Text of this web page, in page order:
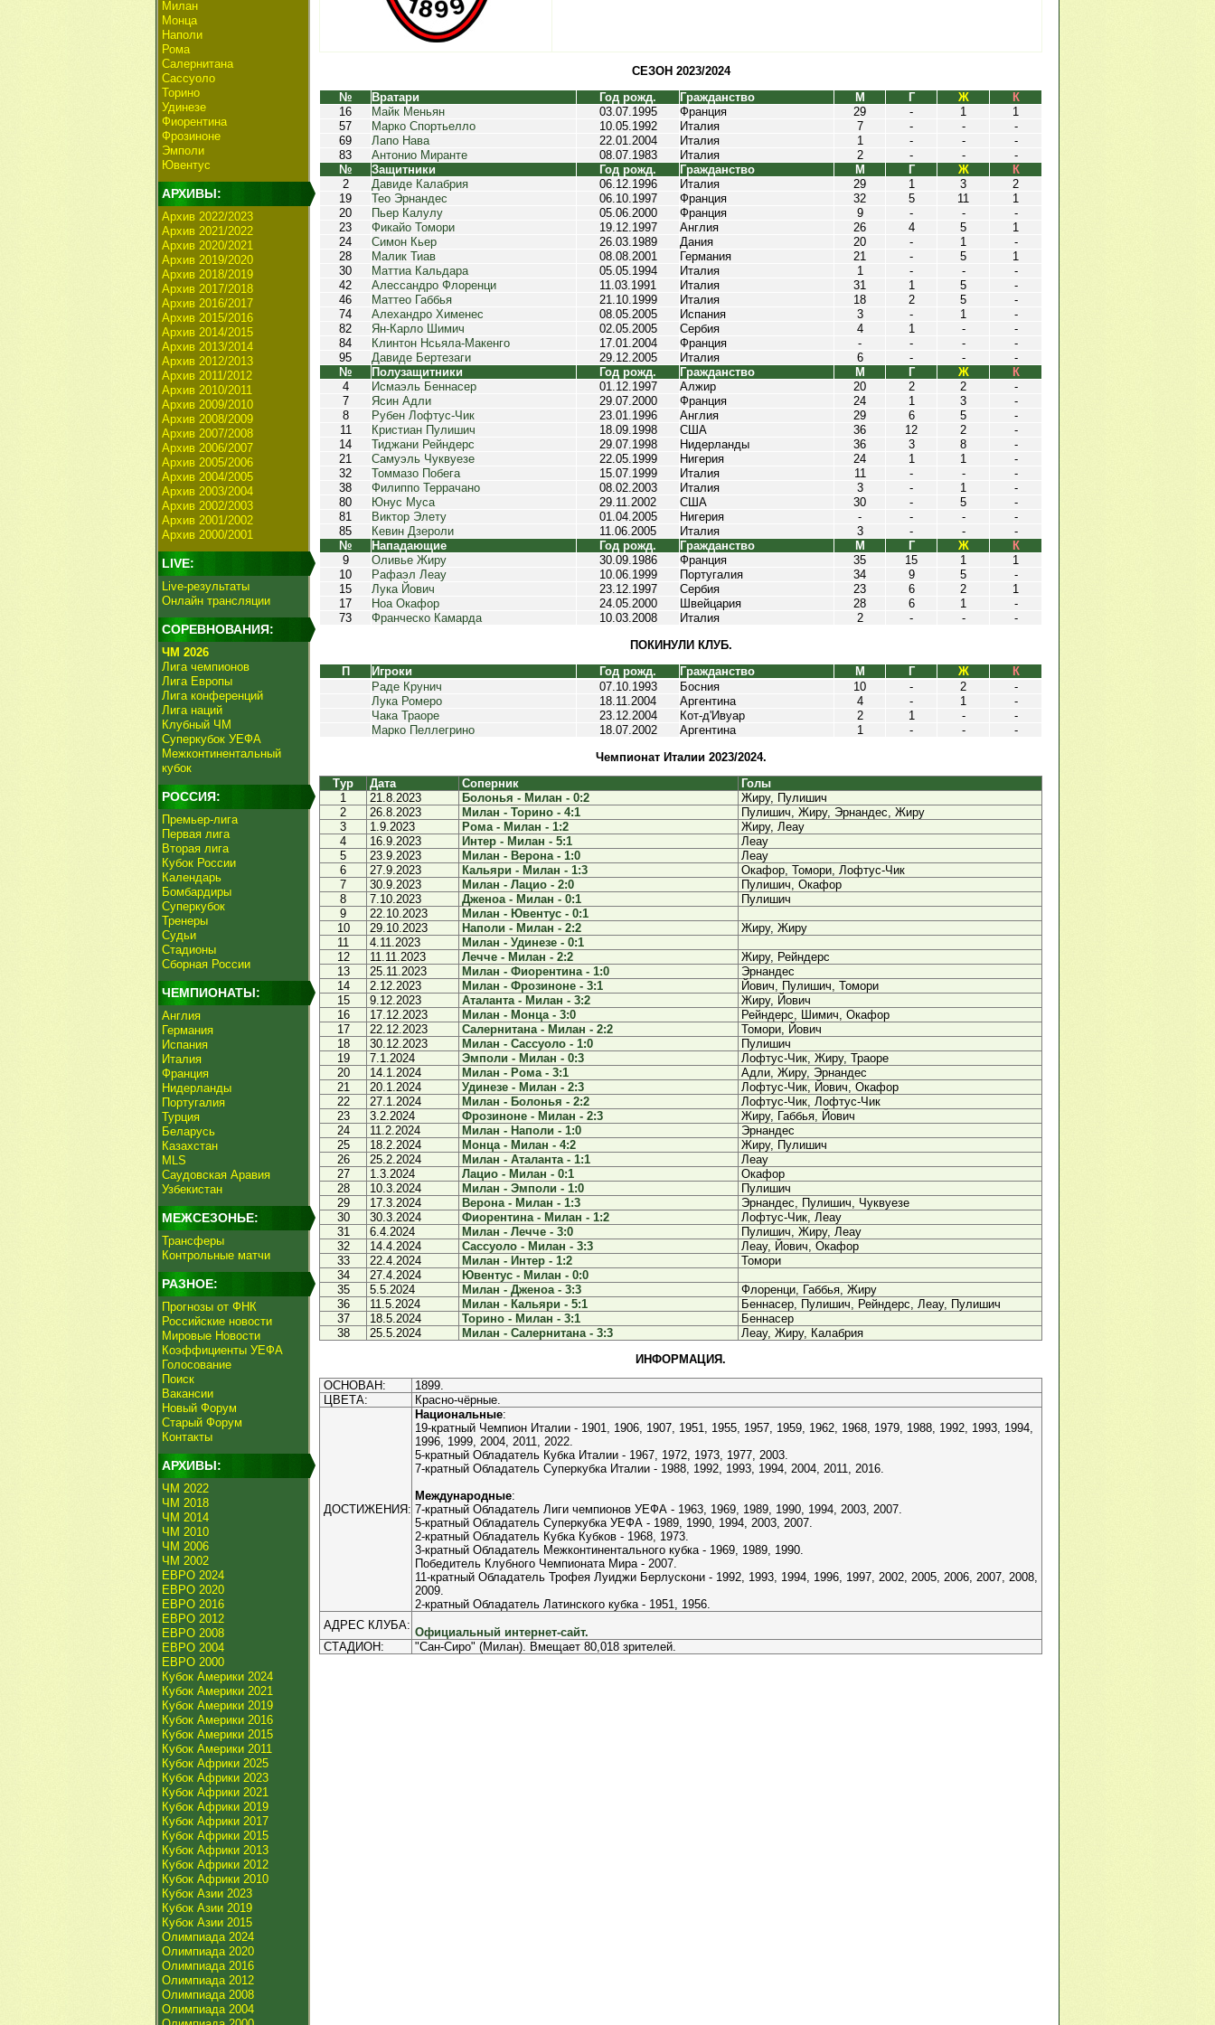
Милан
Монца
Наполи
Рома
Салернитана
Сассуоло
Торино
Удинезе
Фиорентина
Фрозиноне
Эмполи
Ювентус
АРХИВЫ:
Архив 2022/2023
Архив 2021/2022
Архив 2020/2021
Архив 2019/2020
Архив 2018/2019
Архив 2017/2018
Архив 2016/2017
Архив 2015/2016
Архив 2014/2015
Архив 2013/2014
Архив 2012/2013
Архив 2011/2012
Архив 2010/2011
Архив 2009/2010
Архив 2008/2009
Архив 2007/2008
Архив 2006/2007
Архив 2005/2006
Архив 2004/2005
Архив 2003/2004
Архив 2002/2003
Архив 2001/2002
Архив 2000/2001
LIVE:
Live-результаты
Онлайн трансляции
СОРЕВНОВАНИЯ:
ЧМ 2026
Лига чемпионов
Лига Европы
Лига конференций
Лига наций
Клубный ЧМ
Суперкубок УЕФА
Межконтинентальный
кубок
РОССИЯ:
Премьер-лига
Первая лига
Вторая лига
Кубок России
Календарь
Бомбардиры
Суперкубок
Тренеры
Судьи
Стадионы
Сборная России
ЧЕМПИОНАТЫ:
Англия
Германия
Испания
Италия
Франция
Нидерланды
Португалия
Турция
Беларусь
Казахстан
MLS
Саудовская Аравия
Узбекистан
МЕЖСЕЗОНЬЕ:
Трансферы
Контрольные матчи
РАЗНОЕ:
Прогнозы от ФНК
Российские новости
Мировые Новости
Коэффициенты УЕФА
Голосование
Поиск
Вакансии
Новый Форум
Старый Форум
Контакты
АРХИВЫ:
ЧМ 2022
ЧМ 2018
ЧМ 2014
ЧМ 2010
ЧМ 2006
ЧМ 2002
ЕВРО 2024
ЕВРО 2020
ЕВРО 2016
ЕВРО 2012
ЕВРО 2008
ЕВРО 2004
ЕВРО 2000
Кубок Америки 2024
Кубок Америки 2021
Кубок Америки 2019
Кубок Америки 2016
Кубок Америки 2015
Кубок Америки 2011
Кубок Африки 2025
Кубок Африки 2023
Кубок Африки 2021
Кубок Африки 2019
Кубок Африки 2017
Кубок Африки 2015
Кубок Африки 2013
Кубок Африки 2012
Кубок Африки 2010
Кубок Азии 2023
Кубок Азии 2019
Кубок Азии 2015
Олимпиада 2024
Олимпиада 2020
Олимпиада 2016
Олимпиада 2012
Олимпиада 2008
Олимпиада 2004
СЕЗОН 2023/2024
№
Вратари Год рожд. Гражданство М Г Ж
К
16
Майк Меньян 03.07.1995 Франция 29 - 1
1
57
Марко Спортьелло 10.05.1992 Италия 7 - -
-
69
Лапо Нава 22.01.2004 Италия 1 - -
-
83
Антонио Миранте 08.07.1983 Италия 2 - -
-
№
Защитники Год рожд. Гражданство М Г Ж
К
2
Давиде Калабрия 06.12.1996 Италия 29 1 3
2
19
Тео Эрнандес 06.10.1997 Франция 32 5 11
1
20
Пьер Калулу 05.06.2000 Франция 9 - -
-
23
Фикайо Томори 19.12.1997 Англия 26 4 5
1
24
Симон Кьер 26.03.1989 Дания 20 - 1
-
28
Малик Тиав 08.08.2001 Германия 21 - 5
1
30
Маттиа Кальдара 05.05.1994 Италия 1 - -
-
42
Алессандро Флоренци 11.03.1991 Италия 31 1 5
-
46
Маттео Габбья 21.10.1999 Италия 18 2 5
-
74
Алехандро Хименес 08.05.2005 Испания 3 - 1
-
82
Ян-Карло Шимич 02.05.2005 Сербия 4 1 -
-
84
Клинтон Нсьяла-Макенго 17.01.2004 Франция - - -
-
95
Давиде Бертезаги 29.12.2005 Италия 6 - -
-
№
Полузащитники Год рожд. Гражданство М Г Ж
К
4
Исмаэль Беннасер 01.12.1997 Алжир 20 2 2
-
7
Ясин Адли 29.07.2000 Франция 24 1 3
-
8
Рубен Лофтус-Чик 23.01.1996 Англия 29 6 5
-
11
Кристиан Пулишич 18.09.1998 США 36 12 2
-
14
Тиджани Рейндерс 29.07.1998 Нидерланды 36 3 8
-
21
Самуэль Чуквуезе 22.05.1999 Нигерия 24 1 1
-
32
Томмазо Побега 15.07.1999 Италия 11 - -
-
38
Филиппо Террачано 08.02.2003 Италия 3 - 1
-
80
Юнус Муса 29.11.2002 США 30 - 5
-
81
Виктор Элету 01.04.2005 Нигерия - - -
-
85
Кевин Дзероли 11.06.2005 Италия 3 - -
-
№
Нападающие Год рожд. Гражданство М Г Ж
К
9
Оливье Жиру 30.09.1986 Франция 35 15 1
1
10
Рафаэл Леау 10.06.1999 Португалия 34 9 5
-
15
Лука Йович 23.12.1997 Сербия 23 6 2
1
17
Ноа Окафор 24.05.2000 Швейцария 28 6 1
-
73
Франческо Камарда 10.03.2008 Италия 2 - -
-
ПОКИНУЛИ КЛУБ.
П
Игроки Год рожд. Гражданство М Г Ж
К
Раде Крунич
07.10.1993 Босния 10 - 2
-
Лука Ромеро
18.11.2004 Аргентина 4 - 1
-
Чака Траоре
23.12.2004 Кот-д'Ивуар 2 1 -
-
Марко Пеллегрино
18.07.2002 Аргентина 1 - -
-
Чемпионат Италии 2023/2024.
Тур
Дата Соперник
Голы
1
21.8.2023 Болонья - Милан - 0:2
Жиру, Пулишич
2
26.8.2023 Милан - Торино - 4:1
Пулишич, Жиру, Эрнандес, Жиру
3
1.9.2023 Рома - Милан - 1:2
Жиру, Леау
4
16.9.2023 Интер - Милан - 5:1
Леау
5
23.9.2023 Милан - Верона - 1:0
Леау
6
27.9.2023 Кальяри - Милан - 1:3
Окафор, Томори, Лофтус-Чик
7
30.9.2023 Милан - Лацио - 2:0
Пулишич, Окафор
8
7.10.2023 Дженоа - Милан - 0:1
Пулишич
9
22.10.2023
Милан - Ювентус - 0:1
10
29.10.2023 Наполи - Милан - 2:2
Жиру, Жиру
11
4.11.2023
Милан - Удинезе - 0:1
12
11.11.2023 Лечче - Милан - 2:2
Жиру, Рейндерс
13
25.11.2023 Милан - Фиорентина - 1:0
Эрнандес
14
2.12.2023 Милан - Фрозиноне - 3:1
Йович, Пулишич, Томори
15
9.12.2023 Аталанта - Милан - 3:2
Жиру, Йович
16
17.12.2023 Милан - Монца - 3:0
Рейндерс, Шимич, Окафор
17
22.12.2023 Салернитана - Милан - 2:2
Томори, Йович
18
30.12.2023 Милан - Сассуоло - 1:0
Пулишич
19
7.1.2024 Эмполи - Милан - 0:3
Лофтус-Чик, Жиру, Траоре
20
14.1.2024 Милан - Рома - 3:1
Адли, Жиру, Эрнандес
21
20.1.2024 Удинезе - Милан - 2:3
Лофтус-Чик, Йович, Окафор
22
27.1.2024 Милан - Болонья - 2:2
Лофтус-Чик, Лофтус-Чик
23
3.2.2024 Фрозиноне - Милан - 2:3
Жиру, Габбья, Йович
24
11.2.2024 Милан - Наполи - 1:0
Эрнандес
25
18.2.2024 Монца - Милан - 4:2
Жиру, Пулишич
26
25.2.2024 Милан - Аталанта - 1:1
Леау
27
1.3.2024 Лацио - Милан - 0:1
Окафор
28
10.3.2024 Милан - Эмполи - 1:0
Пулишич
29
17.3.2024 Верона - Милан - 1:3
Эрнандес, Пулишич, Чуквуезе
30
30.3.2024 Фиорентина - Милан - 1:2
Лофтус-Чик, Леау
31
6.4.2024 Милан - Лечче - 3:0
Пулишич, Жиру, Леау
32
14.4.2024 Сассуоло - Милан - 3:3
Леау, Йович, Окафор
33
22.4.2024 Милан - Интер - 1:2
Томори
34
27.4.2024
Ювентус - Милан - 0:0
35
5.5.2024 Милан - Дженоа - 3:3
Флоренци, Габбья, Жиру
36
11.5.2024 Милан - Кальяри - 5:1
Беннасер, Пулишич, Рейндерс, Леау, Пулишич
37
18.5.2024 Торино - Милан - 3:1
Беннасер
38
25.5.2024 Милан - Салернитана - 3:3
Леау, Жиру, Калабрия
ИНФОРМАЦИЯ.
ОСНОВАН:
1899.
ЦВЕТА:
Красно-чёрные.
ДОСТИЖЕНИЯ:
Национальные:
19-кратный Чемпион Италии - 1901, 1906, 1907, 1951, 1955, 1957, 1959, 1962, 1968, 1979, 1988, 1992, 1993, 1994,
1996, 1999, 2004, 2011, 2022.
5-кратный Обладатель Кубка Италии - 1967, 1972, 1973, 1977, 2003.
7-кратный Обладатель Суперкубка Италии - 1988, 1992, 1993, 1994, 2004, 2011, 2016.
Международные:
7-кратный Обладатель Лиги чемпионов УЕФА - 1963, 1969, 1989, 1990, 1994, 2003, 2007.
5-кратный Обладатель Суперкубка УЕФА - 1989, 1990, 1994, 2003, 2007.
2-кратный Обладатель Кубка Кубков - 1968, 1973.
3-кратный Обладатель Межконтинентального кубка - 1969, 1989, 1990.
Победитель Клубного Чемпионата Мира - 2007.
11-кратный Обладатель Трофея Луиджи Берлускони - 1992, 1993, 1994, 1996, 1997, 2002, 2005, 2006, 2007, 2008,
2009.
2-кратный Обладатель Латинского кубка - 1951, 1956.
АДРЕС КЛУБА:
Официальный интернет-сайт.
СТАДИОН:
"Сан-Сиро" (Милан). Вмещает 80,018 зрителей.